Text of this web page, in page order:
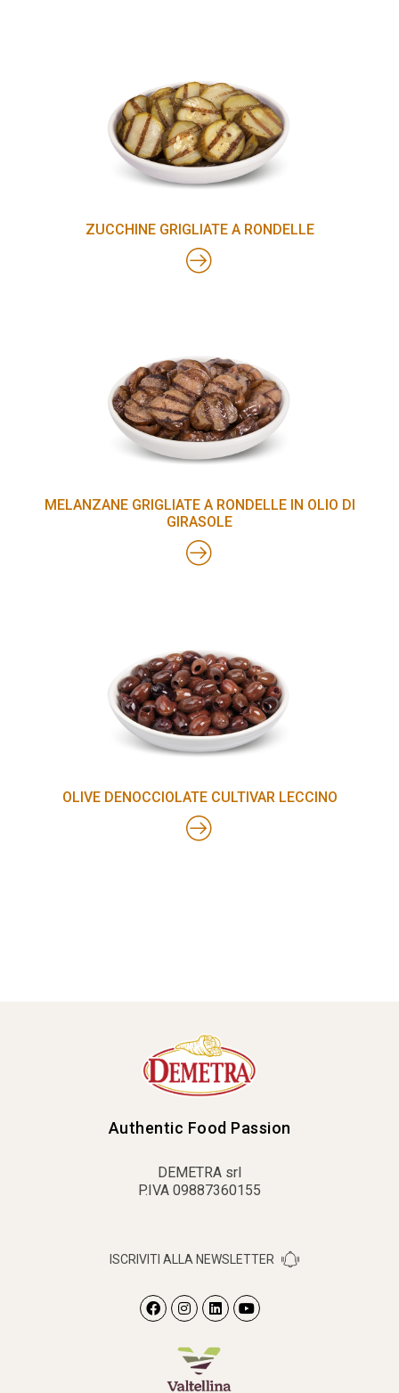
ZUCCHINE GRIGLIATE A RONDELLE
MELANZANE GRIGLIATE A RONDELLE IN OLIO DI
GIRASOLE
OLIVE DENOCCIOLATE CULTIVAR LECCINO
Authentic Food Passion
DEMETRA srl
P.IVA 09887360155
ISCRIVITI ALLA NEWSLETTER